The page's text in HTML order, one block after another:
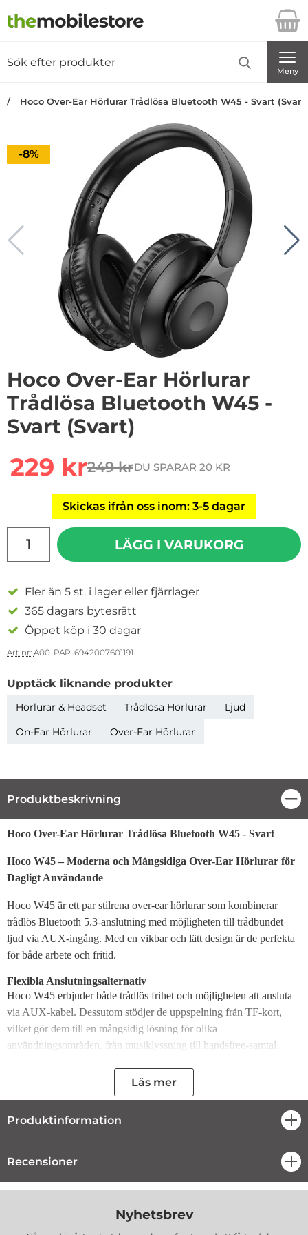
Startsidan för Danira Telecom AB
Meny
Hoco Over-Ear Hörlurar Trådlösa Bluetooth W45 - Svart (Svart)
Priset är nedsatt med
-8%
1 5
Hoco Over-Ear Hörlurar
Trådlösa Bluetooth W45 -
Svart (Svart)
rea pris
229 krtidigare pris
249 krDU SPARAR 20 KR
Skickas ifrån oss inom: 3-5 dagar
LÄGG I VARUKORG
Fler än 5 st. i lager eller fjärrlager
365 dagars bytesrätt
Öppet köp i 30 dagar
Art nr: A00-PAR-6942007601191
Upptäck liknande produkter
Hörlurar & Headset Trådlösa Hörlurar
Ljud
On-Ear Hörlurar
Over-Ear Hörlurar
Produktbeskrivning
Produktbeskrivning
Hoco Over-Ear Hörlurar Trådlösa Bluetooth W45 - Svart
Hoco W45 – Moderna och Mångsidiga Over-Ear Hörlurar för
Dagligt Användande
Hoco W45 är ett par stilrena over-ear hörlurar som kombinerar
trådlös Bluetooth 5.3-anslutning med möjligheten till trådbundet
ljud via AUX-ingång. Med en vikbar och lätt design är de perfekta
för både arbete och fritid.
Flexibla Anslutningsalternativ
Hoco W45 erbjuder både trådlös frihet och möjligheten att ansluta
via AUX-kabel. Dessutom stödjer de uppspelning från TF-kort,
vilket gör dem till en mångsidig lösning för olika
användningsområden, från musiklyssning till handsfree-samtal.
Komfortabel Design för Långa Användningspass
Hörlurarnas vikbara design, mjuka öronkuddar och lätta
konstruktion säkerställer maximal komfort även vid längre
användning. Den justerbara huvudbågen gör att de passar alla
Med ett batteri på400 mAherbjuder Hoco W45 upp till46
på en enda laddning, vilket gör dem perfekta
för långa resor eller intensiva arbetsdagar.
Läs mer
Produktinformation
Recensioner
Nyhetsbrev